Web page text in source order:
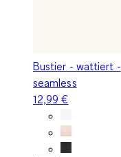
Bustier - wattiert -
seamless
12,99 €